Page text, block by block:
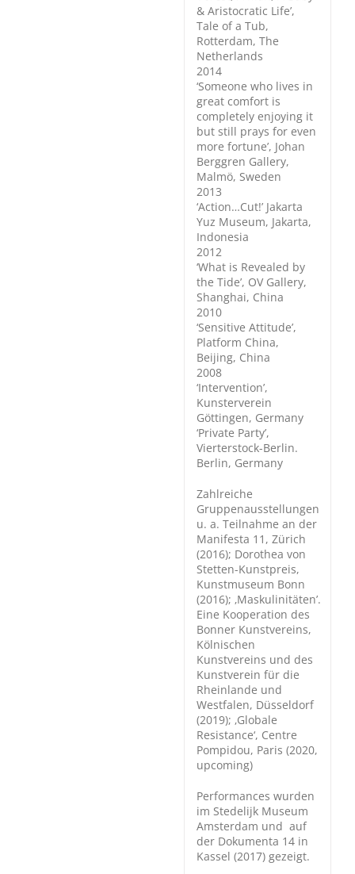
& Aristocratic Life’,
Tale of a Tub,
Rotterdam, The
Netherlands
2014
‘Someone who lives in
great comfort is
completely enjoying it
but still prays for even
more fortune’, Johan
Berggren Gallery,
Malmö, Sweden
2013
‘Action…Cut!’ Jakarta
Yuz Museum, Jakarta,
Indonesia
2012
‘What is Revealed by
the Tide’, OV Gallery,
Shanghai, China
2010
‘Sensitive Attitude’,
Platform China,
Beijing, China
2008
‘Intervention’,
Kunsterverein
Göttingen, Germany
‘Private Party’,
Vierterstock-Berlin.
Berlin, Germany
Zahlreiche
Gruppenausstellungen
u. a. Teilnahme an der
Manifesta 11, Zürich
(2016); Dorothea von
Stetten-Kunstpreis,
Kunstmuseum Bonn
(2016); ‚Maskulinitäten’.
Eine Kooperation des
Bonner Kunstvereins,
Kölnischen
Kunstvereins und des
Kunstverein für die
Rheinlande und
Westfalen, Düsseldorf
(2019); ‚Globale
Resistance‘, Centre
Pompidou, Paris (2020,
upcoming)
Performances wurden
im Stedelijk Museum
Amsterdam und auf
der Dokumenta 14 in
Kassel (2017) gezeigt.